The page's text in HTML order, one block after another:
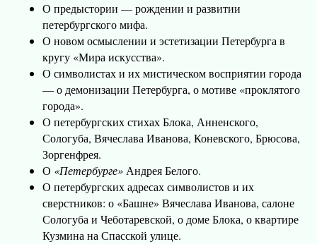
О предыстории — рождении и развитии
петербургского мифа.
О новом осмыслении и эстетизации Петербурга в
кругу «Мира искусства».
О символистах и их мистическом восприятии города
— о демонизации Петербурга, о мотиве «проклятого
города».
О петербургских стихах Блока, Анненского,
Сологуба, Вячеслава Иванова, Коневского, Брюсова,
Зоргенфрея.
О «Петербурге»Андрея Белого.
О петербургских адресах символистов и их
сверстников: о «Башне» Вячеслава Иванова, салоне
Сологуба и Чеботаревской, о доме Блока, о квартире
Кузмина на Спасской улице.